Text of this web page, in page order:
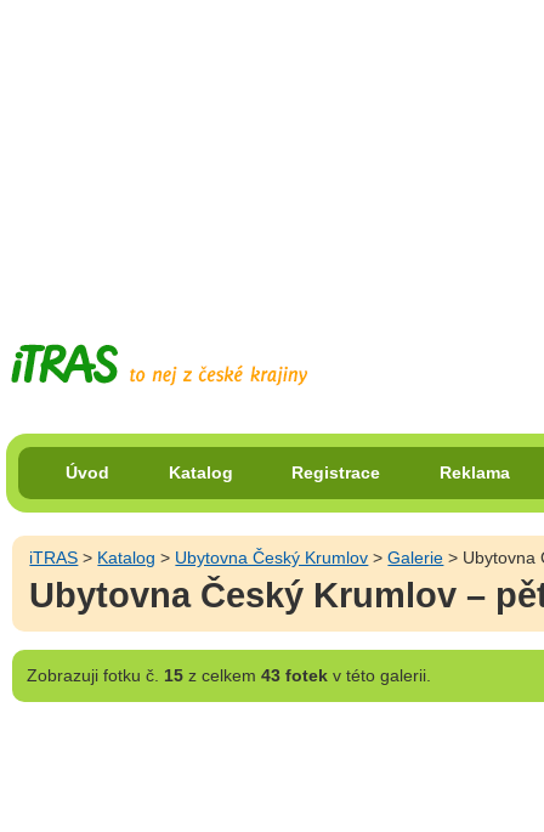
Úvod Katalog Registrace Reklama
iTRAS > Katalog > Ubytovna Český Krumlov >Galerie > Ubytovna
Ubytovna Český Krumlov –
Zobrazujifotku č. 15z celkem 43 fotekv této galerii.